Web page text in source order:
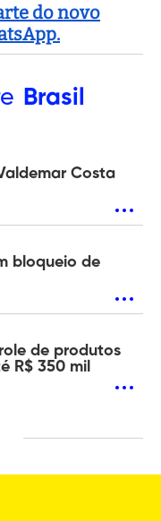
do novo
Brasil
Costa
bloqueio de
de produtos
R$ 350 mil